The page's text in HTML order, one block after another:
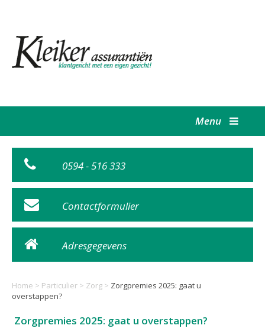
Menu
0594 - 516 333
Contactformulier
Adresgegevens
Home > Particulier > Zorg > Zorgpremies 2025: gaat u
overstappen?
Zorgpremies 2025: gaat u overstappen?